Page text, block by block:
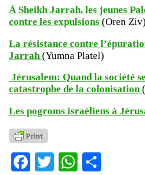
À Sheikh Jarrah, les jeunes
contre les expulsions (Oren Ziv)
La résistance contre
Jarrah (Yumna Platel)
Jérusalem: Quand la société
catastrophe de la colonisation
Les pogroms israéliens à
Facebook
TwitterWhatsApp